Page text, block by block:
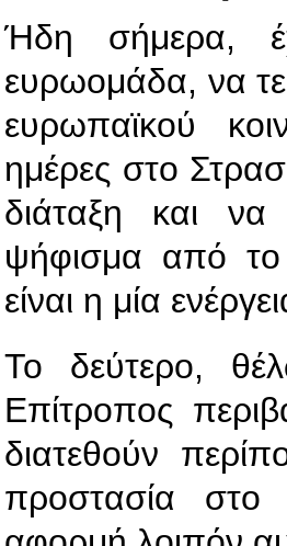
Ήδη σήμερα,
ευρωομάδα, να
ευρωπαϊκού
ημέρες στο
διάταξη και να
ψήφισμα από το
είναι η μία
Το δεύτερο,
Επίτροπος
διατεθούν
προστασία